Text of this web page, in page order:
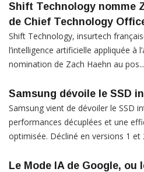
Shift Technology nomme
de Chief Technology
Shift Technology, insurtech
l’intelligence artificielle appliquée à
nomination de Zach Haehn au pos...
Samsung dévoile le SSD
Samsung vient de dévoiler le SSD
performances décuplées et une
optimisée. Décliné en versions 1 et
Le Mode IA de Google, ou